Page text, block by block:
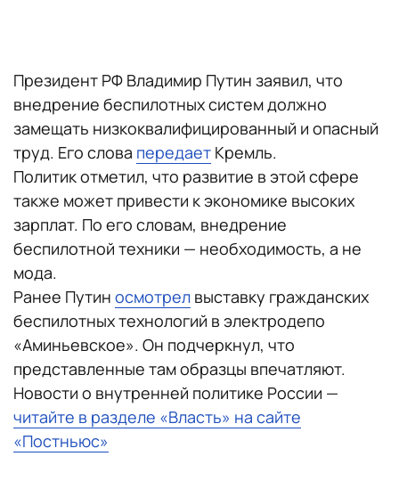
Президент РФ Владимир Путин заявил, что
внедрение беспилотных систем должно
замещать низкоквалифицированный и опасный
труд. Его слова передает Кремль.
Политик отметил, что развитие в этой сфере
также может привести к экономике высоких
зарплат. По его словам, внедрение
беспилотной техники — необходимость, а не
мода.
Ранее Путин осмотрел выставку гражданских
беспилотных технологий в электродепо
«Аминьевское». Он подчеркнул, что
представленные там образцы впечатляют.
Новости о внутренней политике России —
читайте в разделе «Власть» на сайте
«Постньюс»